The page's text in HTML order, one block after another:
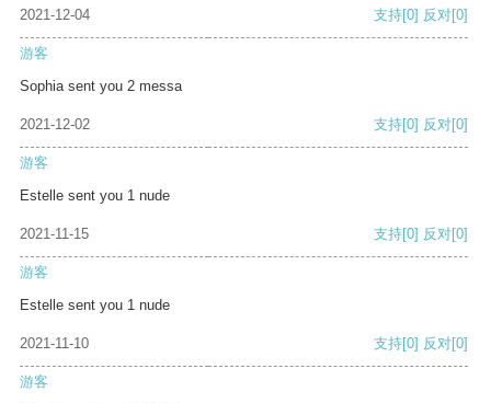
2021-12-04 支持[0] 反对[0]
游客
Sophia sent you 2 messa
2021-12-02 支持[0] 反对[0]
游客
Estelle sent you 1 nude
2021-11-15 支持[0] 反对[0]
游客
Estelle sent you 1 nude
2021-11-10 支持[0] 反对[0]
游客